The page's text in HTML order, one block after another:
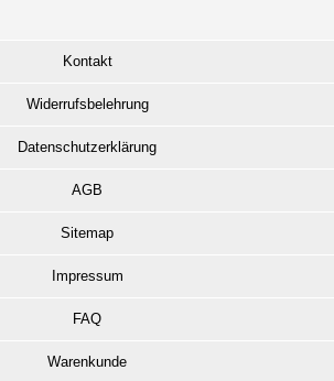
Kontakt
Widerrufsbelehrung
Datenschutzerklärung
AGB
Sitemap
Impressum
FAQ
Warenkunde